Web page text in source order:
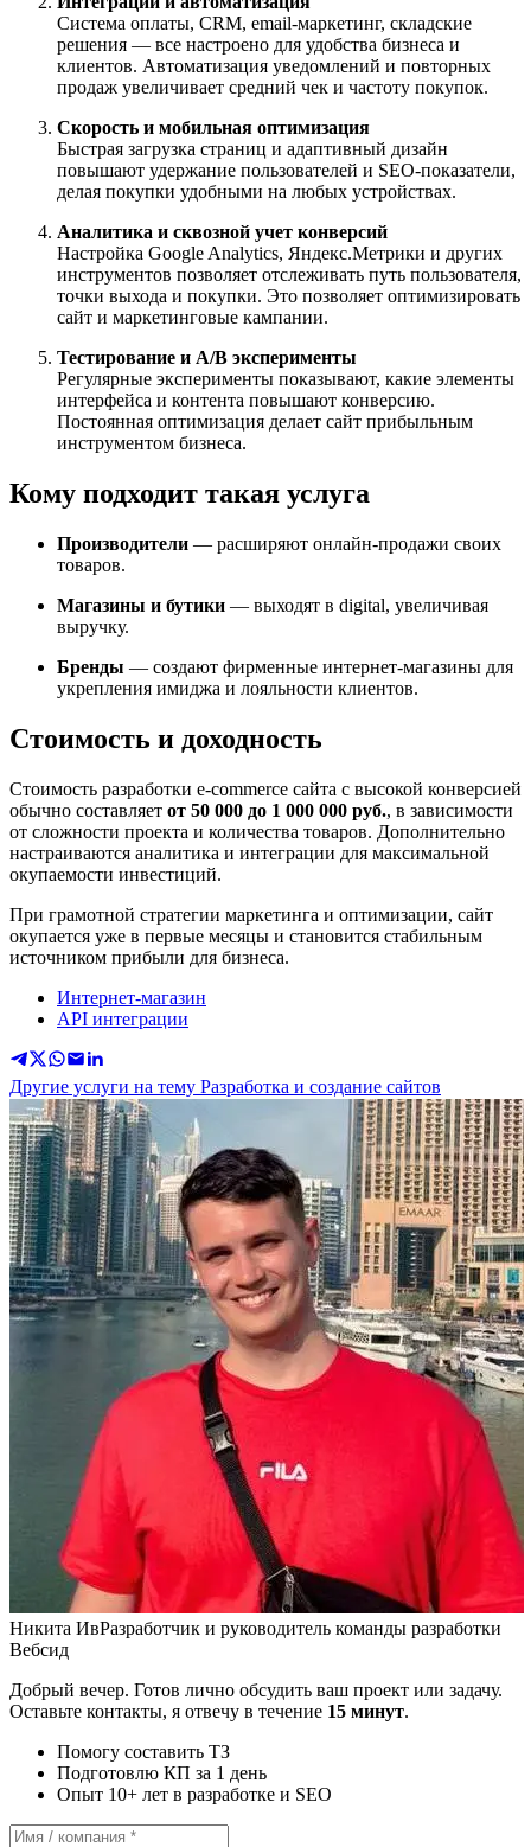
Система оплаты, CRM, email-маркетинг, складские
решения — все настроено для удобства бизнеса и
клиентов. Автоматизация уведомлений и повторных
продаж увеличивает средний чек и частоту покупок.
Скорость и мобильная оптимизация
Быстрая загрузка страниц и адаптивный дизайн
повышают удержание пользователей и SEO-показатели,
делая покупки удобными на любых устройствах.
Аналитика и сквозной учет конверсий
Настройка Google Analytics, Яндекс.Метрики и других
инструментов позволяет отслеживать путь пользователя,
точки выхода и покупки. Это позволяет оптимизировать
сайт и маркетинговые кампании.
Тестирование и A/B эксперименты
Регулярные эксперименты показывают, какие элементы
интерфейса и контента повышают конверсию.
Постоянная оптимизация делает сайт прибыльным
инструментом бизнеса.
Кому подходит такая услуга
Производители — расширяют онлайн-продажи своих
товаров.
Магазины и бутики — выходят в digital, увеличивая
выручку.
Бренды — создают фирменные интернет-магазины для
укрепления имиджа и лояльности клиентов.
Стоимость и доходность
Стоимость разработки e-commerce сайта с высокой конверсией
обычно составляет от 50 000 до 1 000 000 руб., в зависимости
от сложности проекта и количества товаров. Дополнительно
настраиваются аналитика и интеграции для максимальной
окупаемости инвестиций.
При грамотной стратегии маркетинга и оптимизации, сайт
окупается уже в первые месяцы и становится стабильным
источником прибыли для бизнеса.
Интернет-магазин
API интеграции
Другие услуги на тему Разработка и создание сайтов
Никита ИвРазработчик и руководитель команды разработки
Вебсид
Добрый вечер. Готов лично обсудить ваш проект или задачу.
Оставьте контакты, я отвечу в течение 15 минут.
Помогу составить ТЗ
Подготовлю КП за 1 день
Опыт 10+ лет в разработке и SEO